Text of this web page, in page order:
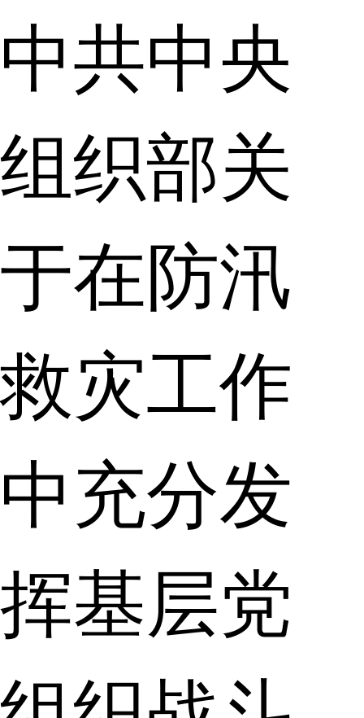
中共中央
组织部关
于在防汛
救灾工作
中充分发
挥基层党